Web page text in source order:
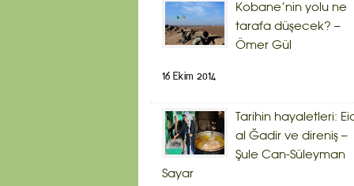
Kobane’nin yolu ne
tarafa düşecek? –
Ömer Gül
16 Ekim 2014
Tarihin hayaletleri:
al Ğadir ve direniş –
Şule Can-Süleyman
Sayar